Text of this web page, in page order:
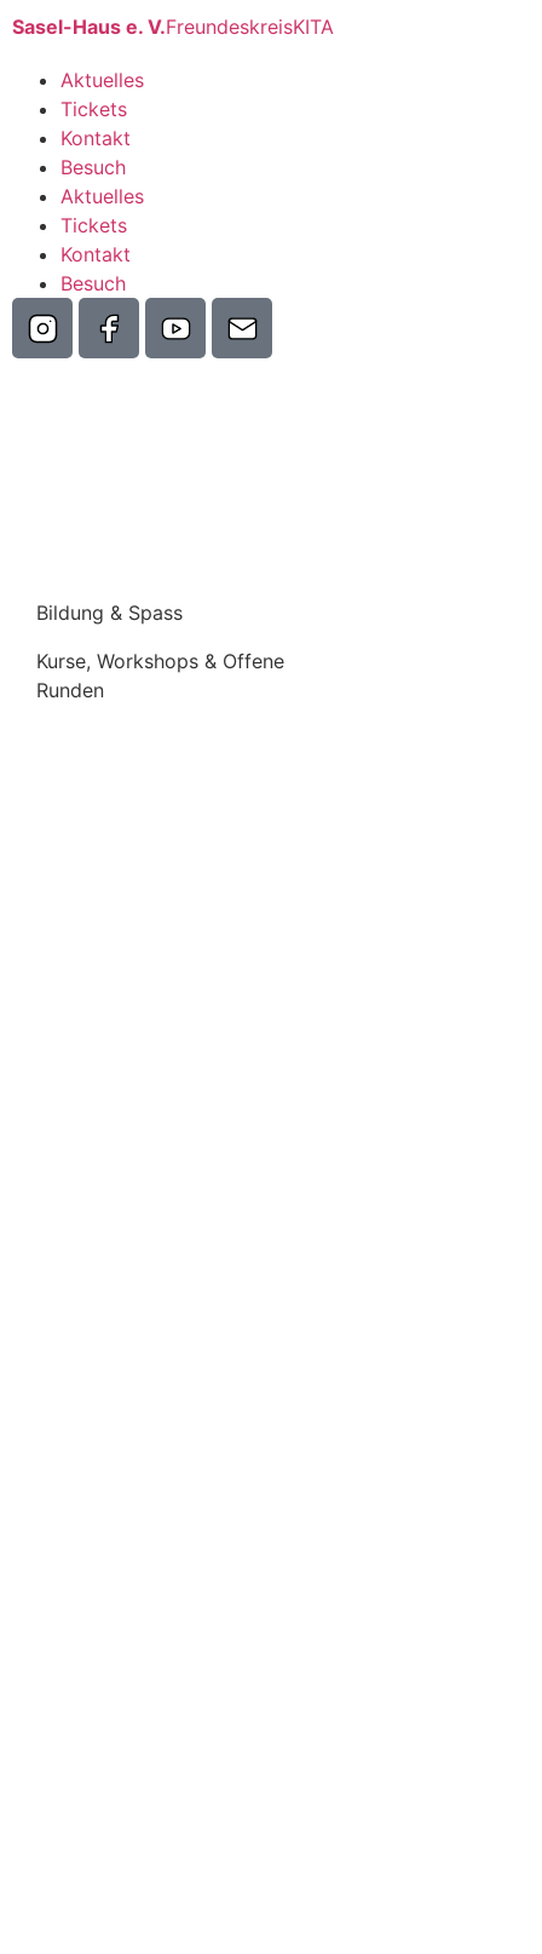
Sasel-Haus e. V.FreundeskreisKITA
Aktuelles
Tickets
Kontakt
Besuch
Aktuelles
Tickets
Kontakt
Besuch
Bildung & Spass
Kurse, Workshops & Offene
Runden